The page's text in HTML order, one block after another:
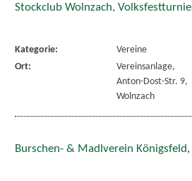
Stockclub Wolnzach,
Kategorie:
Vereine
Ort:
Vereinsanlage,
Anton-Dost-Str. 9,
Wolnzach
Burschen- & Madlverein Königsfeld,